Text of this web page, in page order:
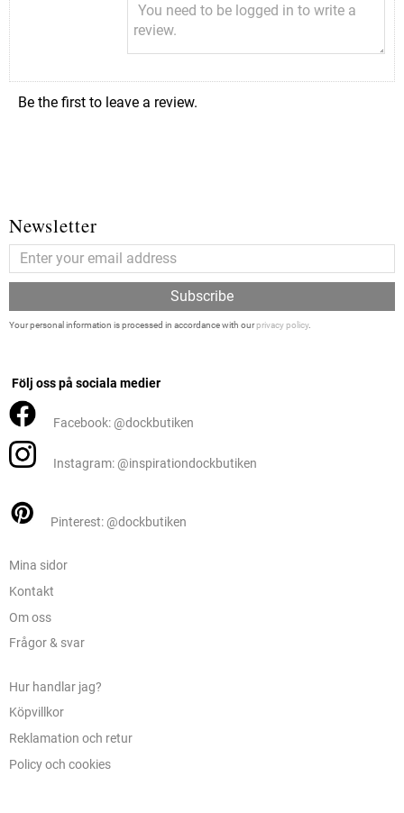
Be the first to leave a review.
Newsletter
Subscribe
Your personal information is processed in accordance with ourprivacy policy.
Följ oss på sociala medier
Facebook: @dockbutiken
Instagram: @inspirationdockbutiken
Pinterest: @dockbutiken
Mina sidor
Kontakt
Om oss
Frågor & svar
Hur handlar jag?
Köpvillkor
Reklamation och retur
Policy och cookies